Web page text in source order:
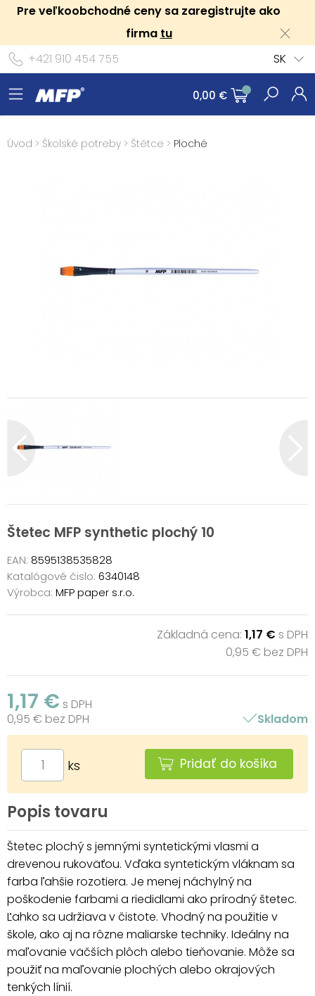
Pre veľkoobchodné ceny sa zaregistrujte ako
firma tu
+421 910 454 755
SK
0,00 €
Úvod > Školské potreby > Štětce > Ploché
Štetec MFP synthetic plochý 10
EAN: 8595138535828
Katalógové čislo: 6340148
Výrobca: MFP paper s.r.o.
Základná cena: 1,17 € s DPH
0,95 € bez DPH
1,17 € s DPH
0,95 € bez DPH
Skladom
ks Pridať do košíka
Popis tovaru
Štetec plochý s jemnými syntetickými vlasmi a
drevenou rukoväťou. Vďaka syntetickým vláknam sa
farba ľahšie rozotiera. Je menej náchylný na
poškodenie farbami a riedidlami ako prírodný štetec.
Ľahko sa udržiava v čistote. Vhodný na použitie v
škole, ako aj na rôzne maliarske techniky. Ideálny na
maľovanie väčších plôch alebo tieňovanie. Môže sa
použiť na maľovanie plochých alebo okrajových
tenkých línií.